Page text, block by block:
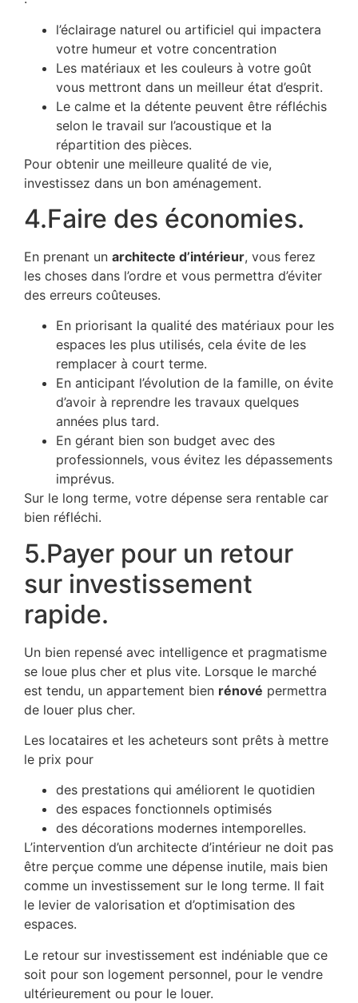
l’éclairage naturel ou artificiel qui impactera
votre humeur et votre concentration
Les matériaux et les couleurs à votre goût
vous mettront dans un meilleur état d’esprit.
Le calme et la détente peuvent être réfléchis
selon le travail sur l’acoustique et la
répartition des pièces.
Pour obtenir une meilleure qualité de vie,
investissez dans un bon aménagement.
4.Faire des économies.
En prenant un architecte d’intérieur, vous ferez
les choses dans l’ordre et vous permettra d’éviter
des erreurs coûteuses.
En priorisant la qualité des matériaux pour les
espaces les plus utilisés, cela évite de les
remplacer à court terme.
En anticipant l’évolution de la famille, on évite
d’avoir à reprendre les travaux quelques
années plus tard.
En gérant bien son budget avec des
professionnels, vous évitez les dépassements
imprévus.
Sur le long terme, votre dépense sera rentable car
bien réfléchi.
5.Payer pour un retour
sur investissement
rapide.
Un bien repensé avec intelligence et pragmatisme
se loue plus cher et plus vite. Lorsque le marché
est tendu, un appartement bien rénové permettra
de louer plus cher.
Les locataires et les acheteurs sont prêts à mettre
le prix pour
des prestations qui améliorent le quotidien
des espaces fonctionnels optimisés
des décorations modernes intemporelles.
L’intervention d’un architecte d’intérieur ne doit pas
être perçue comme une dépense inutile, mais bien
comme un investissement sur le long terme. Il fait
le levier de valorisation et d’optimisation des
espaces.
Le retour sur investissement est indéniable que ce
soit pour son logement personnel, pour le vendre
ultérieurement ou pour le louer.